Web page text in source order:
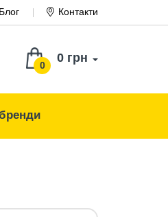
Блог Контакти
0
0 грн